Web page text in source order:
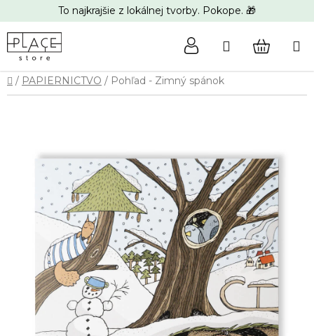
na
obsah
To najkrajšie z lokálnej tvorby. Pokope. 🎁
Hľadať
Domov
/ PAPIERNICTVO / Pohľad - Zimný spánok